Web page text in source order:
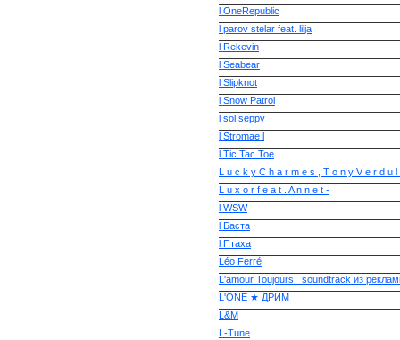
l OneRepublic
l parov stelar feat. lilja
l Rekevin
l Seabear
l Slipknot
l Snow Patrol
l sol seppy
l Stromae l
l Tic Tac Toe
L u c k y C h a r m e s , T o n y V e r d u l
L u x o r f e a t . A n n e t -
l WSW
l Баста
l Птаха
Léo Ferré
L'amour Toujours _soundtrack из
L'ONE ★ ДРИМ
L&M
L-Tune